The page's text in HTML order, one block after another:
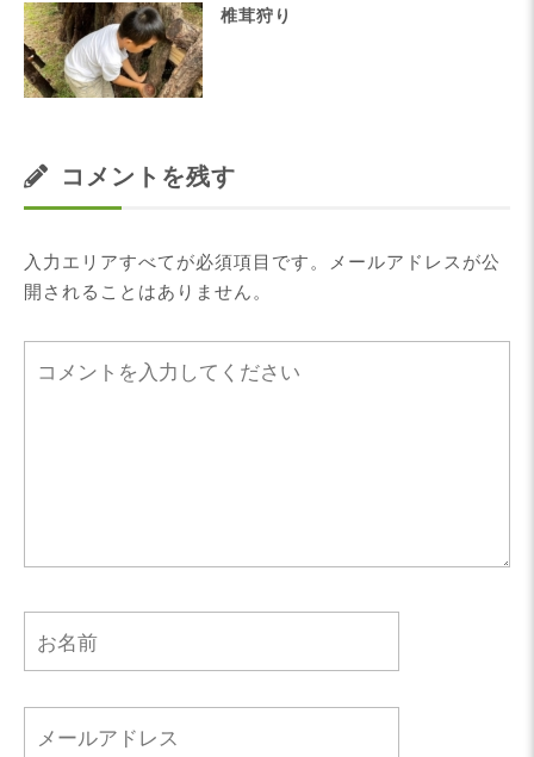
椎茸狩り
コメントを残す
入力エリアすべてが必須項目です。メールアドレスが公
開されることはありません。